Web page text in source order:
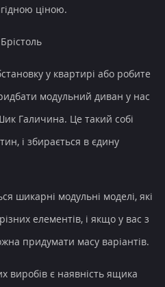
ціною.
у квартирі або робите
модульний диван у нас
Галичина. Це такий собі
і збирається в єдину
шикарні модульні моделі, які
елементів, і якщо у вас з
придумати масу варіантів.
є наявність ящика